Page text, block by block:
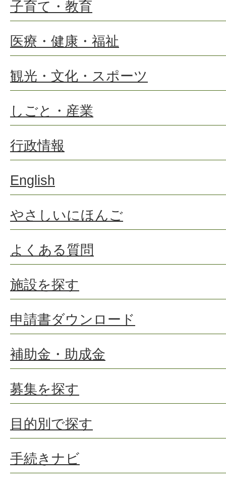
子育て・教育
医療・健康・福祉
観光・文化・スポーツ
しごと・産業
行政情報
English
やさしいにほんご
よくある質問
施設を探す
申請書ダウンロード
補助金・助成金
募集を探す
目的別で探す
手続きナビ